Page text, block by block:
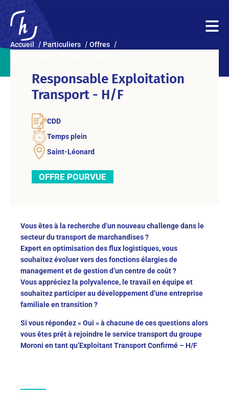
Accueil Particuliers
Offres
Responsable Exploitation
Transport - H/F
CDD
Temps plein
Saint-Léonard
OFFRE POURVUE
Vous êtes à la recherche d’un nouveau challenge dans le
secteur du transport de marchandises ?
Expert en optimisation des flux logistiques, vous
souhaitez évoluer vers des fonctions élargies de
management et de gestion d’un centre de coût ?
Vous appréciez la polyvalence, le travail en équipe et
souhaitez participer au développement d’une entreprise
familiale en transition ?
Si vous répondez « Oui » à chacune de ces questions alors
vous êtes prêt à rejoindre le service transport du groupe
Moroni en tant qu’Exploitant Transport Confirmé – H/F